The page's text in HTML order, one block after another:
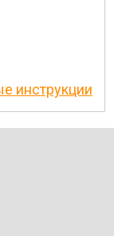
инструкции